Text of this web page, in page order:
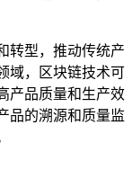
转型，推动传统产
域，区块链技术可
产品质量和生产效
品的溯源和质量监